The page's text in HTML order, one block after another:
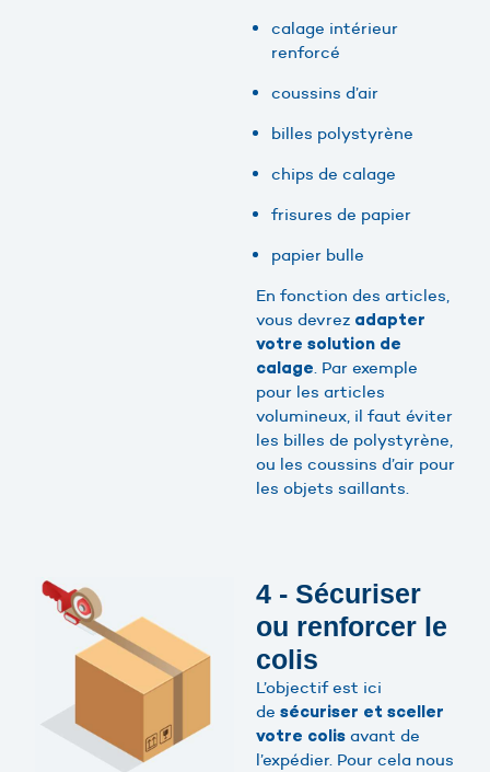
calage intérieur
renforcé
coussins d’air
billes polystyrène
chips de calage
frisures de papier
papier bulle
En fonction des articles,
vous devrez adapter
votre solution de
calage. Par exemple
pour les articles
volumineux, il faut éviter
les billes de polystyrène,
ou les coussins d’air pour
les objets saillants.
4 - Sécuriser
ou renforcer le
colis
L’objectif est ici
de sécuriser et sceller
votre colis avant de
l’expédier. Pour cela nous